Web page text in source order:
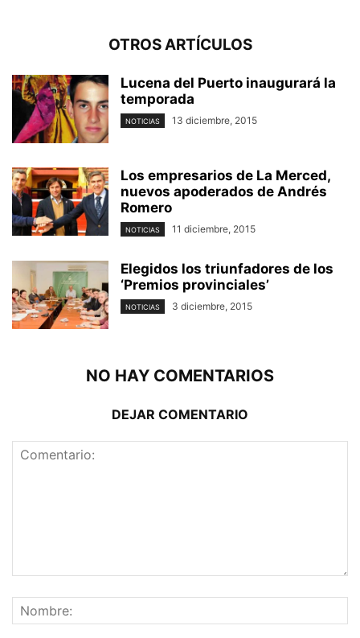
OTROS ARTÍCULOS
Lucena del Puerto inaugurará la
temporada
NOTICIAS 13 diciembre, 2015
Los empresarios de La Merced,
nuevos apoderados de Andrés
Romero
NOTICIAS 11 diciembre, 2015
Elegidos los triunfadores de los
‘Premios provinciales’
NOTICIAS 3 diciembre, 2015
NO HAY COMENTARIOS
DEJAR COMENTARIO